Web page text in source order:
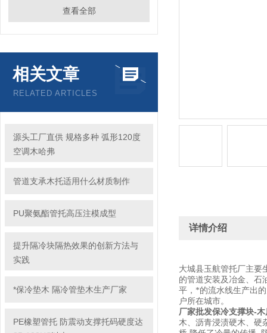
查看全部
相关文章
RELATED ARTICLES
源头工厂直供 规格多种 弧形120度
空调木哈弗
管道支承木托适用什么材质制作
PU聚氨酯管托高压注模成型
提升隔冷块隔热效果的创新方法与
实践
*保冷垫木 隔冷管垫木生产厂家
PE橡塑管托 防震动支撑托码硬度达
详情介绍
大城县玉航管托厂主要
的管道安装及冶金、石
平，*的流水线生产出
户所在城市。
厂家批发保冷支撑块-
木、沥青浸渍硬木、硬